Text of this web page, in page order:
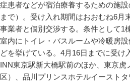
症患者などが宿泊療養するための施
まで）。受け入れ期間はおおむね6月
事業者と個別交渉する。条件として1
室内にトイレ・バスルームや冷暖房
どを挙げている。4月16日までに受け
INN東京駅新大橋駅前のほか、東京虎
区）、品川プリンスホテルイースト